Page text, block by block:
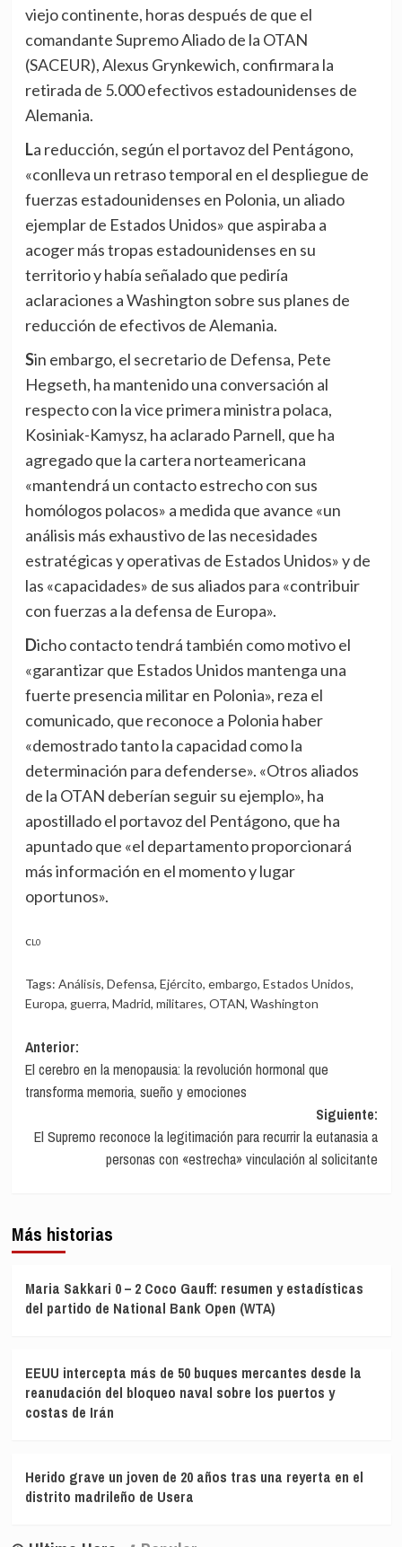
viejo continente, horas después de que el
comandante Supremo Aliado de la OTAN
(SACEUR), Alexus Grynkewich, confirmara la
retirada de 5.000 efectivos estadounidenses de
Alemania.
La reducción, según el portavoz del Pentágono,
«conlleva un retraso temporal en el despliegue de
fuerzas estadounidenses en Polonia, un aliado
ejemplar de Estados Unidos» que aspiraba a
acoger más tropas estadounidenses en su
territorio y había señalado que pediría
aclaraciones a Washington sobre sus planes de
reducción de efectivos de Alemania.
Sin embargo, el secretario de Defensa, Pete
Hegseth, ha mantenido una conversación al
respecto con la vice primera ministra polaca,
Kosiniak-Kamysz, ha aclarado Parnell, que ha
agregado que la cartera norteamericana
«mantendrá un contacto estrecho con sus
homólogos polacos» a medida que avance «un
análisis más exhaustivo de las necesidades
estratégicas y operativas de Estados Unidos» y de
las «capacidades» de sus aliados para «contribuir
con fuerzas a la defensa de Europa».
Dicho contacto tendrá también como motivo el
«garantizar que Estados Unidos mantenga una
fuerte presencia militar en Polonia», reza el
comunicado, que reconoce a Polonia haber
«demostrado tanto la capacidad como la
determinación para defenderse». «Otros aliados
de la OTAN deberían seguir su ejemplo», ha
apostillado el portavoz del Pentágono, que ha
apuntado que «el departamento proporcionará
más información en el momento y lugar
oportunos».
CL0
Tags: Análisis, Defensa, Ejército, embargo, Estados Unidos,
Europa, guerra, Madrid, militares, OTAN, Washington
Navegación
de
entradas
Anterior:
El cerebro en la menopausia: la revolución hormonal que
transforma memoria, sueño y emociones
Siguiente:
El Supremo reconoce la legitimación para recurrir la eutanasia a
personas con «estrecha» vinculación al solicitante
Más historias
Maria Sakkari 0 – 2 Coco Gauff: resumen y estadísticas
del partido de National Bank Open (WTA)
EEUU intercepta más de 50 buques mercantes desde la
reanudación del bloqueo naval sobre los puertos y
costas de Irán
Herido grave un joven de 20 años tras una reyerta en el
distrito madrileño de Usera